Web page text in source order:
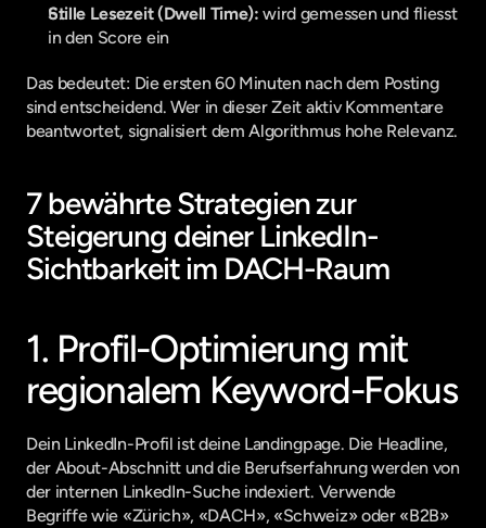
Stille Lesezeit (Dwell Time): wird gemessen und fliesst
in den Score ein
Das bedeutet: Die ersten 60 Minuten nach dem Posting
sind entscheidend. Wer in dieser Zeit aktiv Kommentare
beantwortet, signalisiert dem Algorithmus hohe Relevanz.
7 bewährte Strategien zur
Steigerung deiner LinkedIn-
Sichtbarkeit im DACH-Raum
1. Profil-Optimierung mit
regionalem Keyword-Fokus
Dein LinkedIn-Profil ist deine Landingpage. Die Headline,
der About-Abschnitt und die Berufserfahrung werden von
der internen LinkedIn-Suche indexiert. Verwende
Begriffe wie «Zürich», «DACH», «Schweiz» oder «B2B»